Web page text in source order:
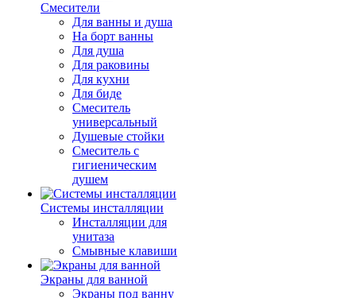
Смесители
Для ванны и душа
На борт ванны
Для душа
Для раковины
Для кухни
Для биде
Смеситель
универсальный
Душевые стойки
Смеситель с
гигиеническим
душем
Системы инсталляции
Инсталляции для
унитаза
Смывные клавиши
Экраны для ванной
Экраны под ванну